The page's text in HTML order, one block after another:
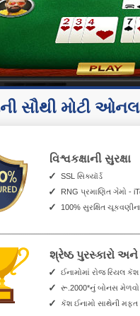
સૌથી મોટી
વિશ્વકક્ષાની સુરક્ષા
SSL સિક્યૉર્ડ
RNG પ્રમાણિત ગેમો -
100% સુરક્ષિત
શ્રેષ્ઠ પુરસ્કારો
ઈનામોમાં રોજ રિયલ કૅશ
રૂ.2000*નું બોનસ મેળવો
કૅશ ઈનામો સાથેની મફત